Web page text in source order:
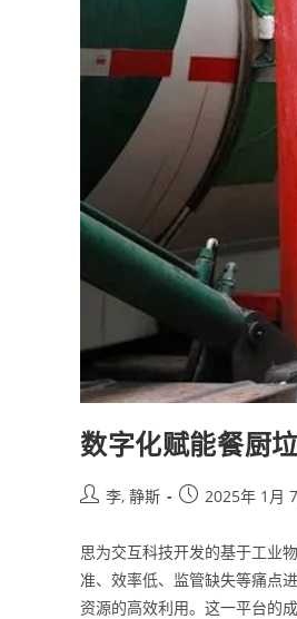
数字化赋能餐厨
李, 静斯 2025年 1月
思为交互科技开发的基于工业
准、效率低、监管缺失等痛点
资源的高效利用。这一平台的